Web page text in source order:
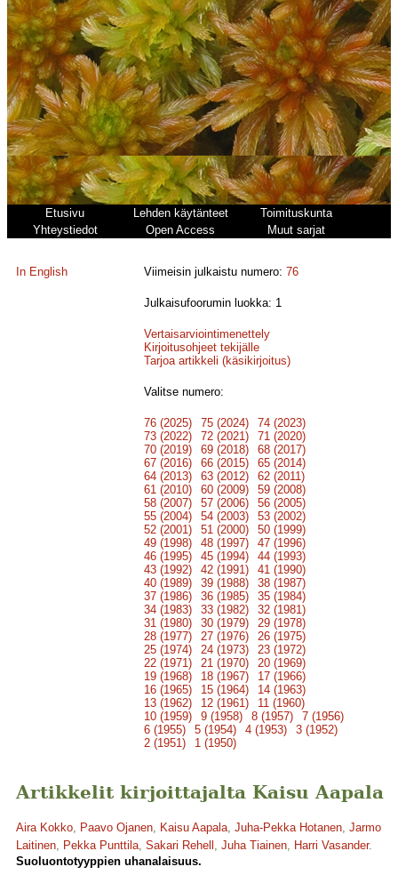
Etusivu Lehden käytänteet
Toimituskunta
Yhteystiedot
Open Access Muut sarjat
In English Viimeisin julkaistu numero:76
Julkaisufoorumin luokka: 1
Vertaisarviointimenettely
Kirjoitusohjeet tekijälle
Tarjoa artikkeli (käsikirjoitus)
Valitse numero:
76 (2025) 75 (2024)
74 (2023)
73 (2022)
72 (2021)
71 (2020)
70 (2019)
69 (2018)
68 (2017)
67 (2016)
66 (2015)
65 (2014)
64 (2013)
63 (2012)
62 (2011)
61 (2010)
60 (2009)
59 (2008)
58 (2007)
57 (2006)
56 (2005)
55 (2004)
54 (2003)
53 (2002)
52 (2001)
51 (2000)
50 (1999)
49 (1998)
48 (1997)
47 (1996)
46 (1995)
45 (1994)
44 (1993)
43 (1992)
42 (1991)
41 (1990)
40 (1989)
39 (1988)
38 (1987)
37 (1986)
36 (1985)
35 (1984)
34 (1983)
33 (1982)
32 (1981)
31 (1980)
30 (1979)
29 (1978)
28 (1977)
27 (1976)
26 (1975)
25 (1974)
24 (1973)
23 (1972)
22 (1971)
21 (1970)
20 (1969)
19 (1968)
18 (1967)
17 (1966)
16 (1965)
15 (1964)
14 (1963)
13 (1962)
12 (1961)
11 (1960)
10 (1959)
9 (1958) 8 (1957)
7 (1956)
6 (1955)
5 (1954) 4 (1953)
3 (1952)
2 (1951)
1 (1950)
Artikkelit kirjoittajalta Kaisu Aapala
Aira Kokko, Paavo Ojanen, Kaisu Aapala, Juha-Pekka Hotanen, Jarmo
Laitinen, Pekka Punttila, Sakari Rehell , Juha Tiainen, Harri Vasander.
Suoluontotyyppien uhanalaisuus.